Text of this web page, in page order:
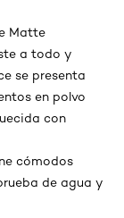
Matte
a todo y
se presenta
en polvo
con
cómodos
de agua y